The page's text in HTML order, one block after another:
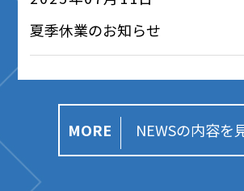
夏季休業のお知らせ
MORE NEWSの内容を